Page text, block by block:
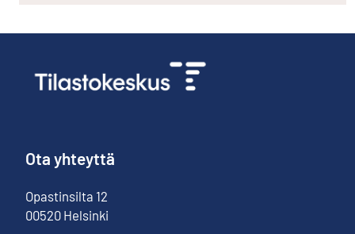
Ota yhteyttä
Opastinsilta 12
00520 Helsinki